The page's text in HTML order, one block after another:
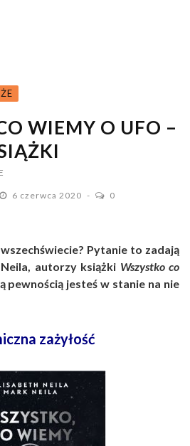
WIEMY O UFO –
6 czerwca 2020 0
Pytanie to zadają
autorzy książki Wszystko co
pewnością jesteś w stanie na nie
zażyłość